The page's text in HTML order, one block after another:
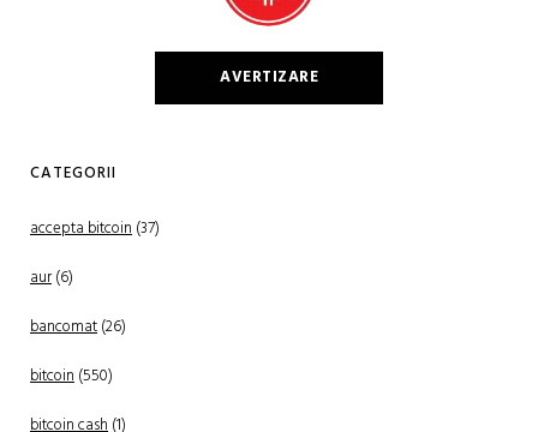
AVERTIZARE
CATEGORII
accepta bitcoin(37)
aur(6)
bancomat(26)
bitcoin(550)
bitcoin cash(1)